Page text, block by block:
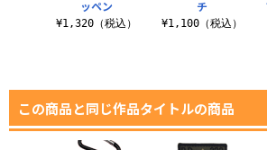
チ
¥1,100（税込）
ッペン
¥1,320（税込）
この商品と同じ作品タイトルの商品